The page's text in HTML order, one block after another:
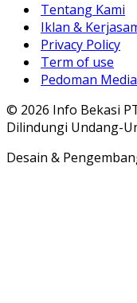
Tentang Kami
Iklan &
Privacy Policy
Term of use
Pedoman
© 2026 Info Bekasi
Dilindungi Undang-
Desain &